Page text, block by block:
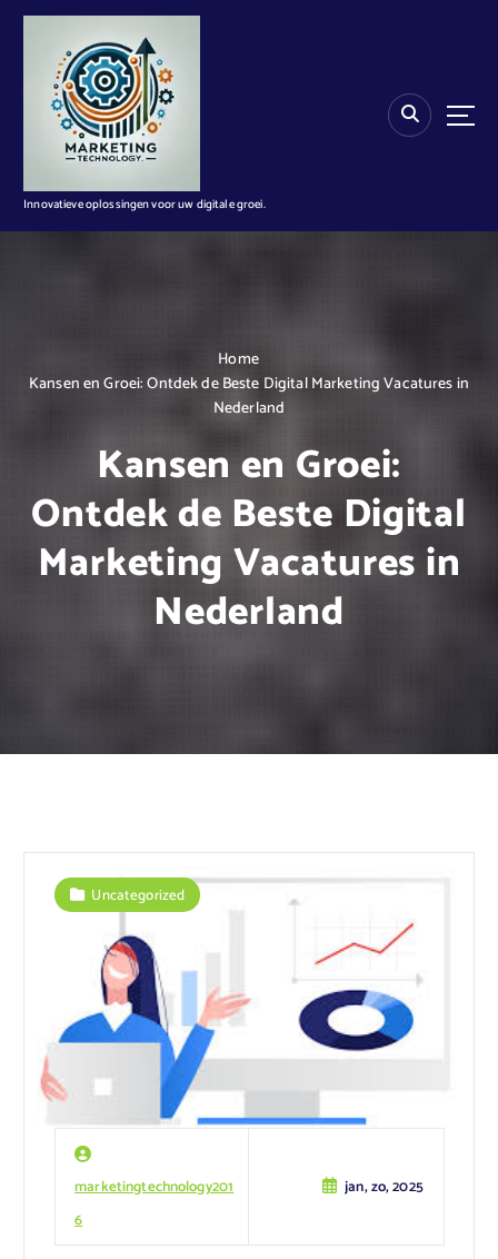
n
Innovatieve oplossingen voor uw digitale groei.
Home
Kansen en Groei: Ontdek de Beste Digital Marketing Vacatures in
Nederland
Kansen en Groei:
Ontdek de Beste Digital
Marketing Vacatures in
Nederland
marketingtechnology201
6
jan, zo, 2025
Uncategorized